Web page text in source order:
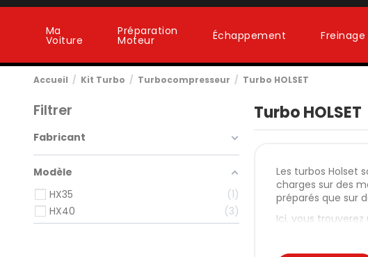
Ma
Voiture
Préparation
Moteur Échappement Freinage
Accueil Kit Turbo Turbocompresseur Turbo HOLSET
Turbo HOLSET
Les turbos Holset
charges sur des
préparés que sur
Ici, vous
Filtrer
Fabricant
Modèle
HX35
1
HX40
3